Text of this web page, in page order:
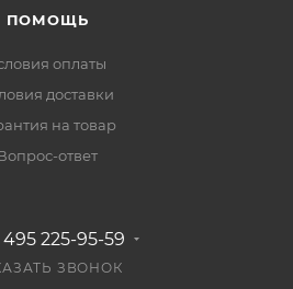
ПОМОЩЬ
оплаты
доставки
на товар
ответ
495 225-95-59
ЗВОНОК